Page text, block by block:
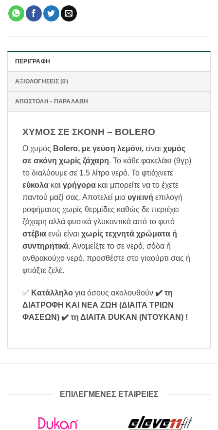
ΠΕΡΙΓΡΑΦΉ
ΑΞΙΟΛΟΓΉΣΕΙΣ (0)
ΑΠΟΣΤΟΛΗ - ΠΑΡΑΛΑΒΗ
ΧΥΜΟΣ ΣΕ ΣΚΟΝΗ – BOLERO
Ο χυμός Bolero, με γεύση λεμόνι, είναι χυμός
σε σκόνη χωρίς ζάχαρη. Το κάθε φακελάκι (9γρ)
το διαλύουμε σε 1.5 λίτρο νερό. Το φτιάχνετε
εύκολα και γρήγορα και μπορείτε να το έχετε
παντού μαζί σας. Αποτελεί μια υγιεινή επιλογή
ροφήματος χωρίς θερμίδες καθώς δε περιέχει
ζάχαρη αλλά φυσικά γλυκαντικά από το φυτό
στέβια ενώ είναι χωρίς τεχνητά χρώματα ή
συντηρητικά. Αναμείξτε το σε νερό, σόδα ή
ανθρακούχο νερό, προσθέστε στο γιαούρτι σας ή
φτιάξτε ζελέ.
✅ Κατάλληλο για όσους ακολουθούν ✔️ τη
ΔΙΑΤΡΟΦΗ ΚΑΙ ΝΕΑ ΖΩΗ (ΔΙΑΙΤΑ ΤΡΙΩΝ
ΦΑΣΕΩΝ) ✔️ τη ΔΙΑΙΤΑ DUKAN (ΝΤΟΥΚΑΝ) !
ΕΠΙΛΕΓΜΕΝΕΣ ΕΤΑΙΡΕΙΕΣ